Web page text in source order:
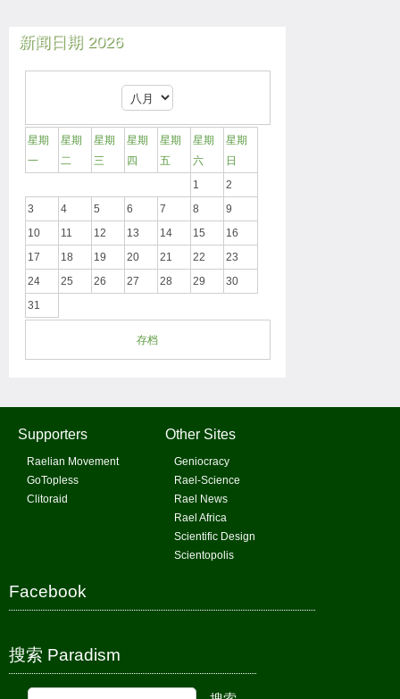
新闻日期 2026
星期
一
星期
二
星期
三
星期
四
星期
五
星期
六
星期
日
1
2
3
4 5 6 7 8
9
10
11 12 13 14 15
16
17
18 19 20 21 22
23
24
25 26 27 28 29
30
31
存档
Supporters
Raelian Movement
GoTopless
Clitoraid
Other Sites
Geniocracy
Rael-Science
Rael News
Rael Africa
Scientific Design
Scientopolis
Facebook
搜索 Paradism